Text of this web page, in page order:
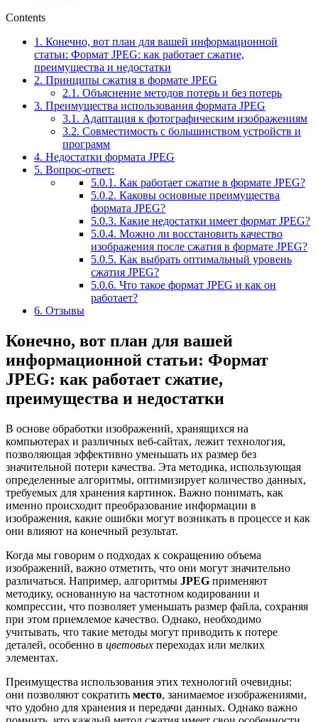
Contents
1. Конечно, вот план для вашей информационной
статьи: Формат JPEG: как работает сжатие,
преимущества и недостатки
2. Принципы сжатия в формате JPEG
2.1. Объяснение методов потерь и без потерь
3. Преимущества использования формата JPEG
3.1. Адаптация к фотографическим изображениям
3.2. Совместимость с большинством устройств и
программ
4. Недостатки формата JPEG
5. Вопрос-ответ:
5.0.1. Как работает сжатие в формате JPEG?
5.0.2. Каковы основные преимущества
формата JPEG?
5.0.3. Какие недостатки имеет формат JPEG?
5.0.4. Можно ли восстановить качество
изображения после сжатия в формате JPEG?
5.0.5. Как выбрать оптимальный уровень
сжатия JPEG?
5.0.6. Что такое формат JPEG и как он
работает?
6. Отзывы
Конечно, вот план для вашей
информационной статьи: Формат
JPEG: как работает сжатие,
преимущества и недостатки
В основе обработки изображений, хранящихся на
компьютерах и различных веб-сайтах, лежит технология,
позволяющая эффективно уменьшать их размер без
значительной потери качества. Эта методика, использующая
определенные алгоритмы, оптимизирует количество данных,
требуемых для хранения картинок. Важно понимать, как
именно происходит преобразование информации в
изображения, какие ошибки могут возникать в процессе и как
они влияют на конечный результат.
Когда мы говорим о подходах к сокращению объема
изображений, важно отметить, что они могут значительно
различаться. Например, алгоритмы JPEG применяют
методику, основанную на частотном кодировании и
компрессии, что позволяет уменьшать размер файла, сохраняя
при этом приемлемое качество. Однако, необходимо
учитывать, что такие методы могут приводить к потере
деталей, особенно в цветовых переходах или мелких
элементах.
Преимущества использования этих технологий очевидны:
они позволяют сократить место, занимаемое изображениями,
что удобно для хранения и передачи данных. Однако важно